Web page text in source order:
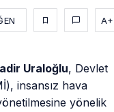
A+
Uraloğlu, Devlet
insansız hava
yönelik